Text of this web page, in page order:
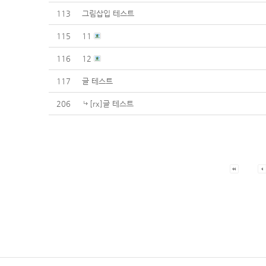
113 그림삽입 테스트
115 11
116 12
117 글 테스트
206 [rx]글 테스트